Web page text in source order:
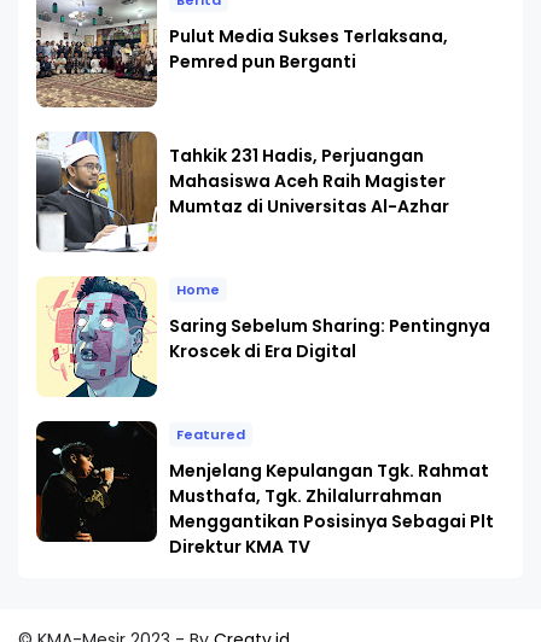
Pulut Media Sukses Terlaksana,
Pemred pun Berganti
Tahkik 231 Hadis, Perjuangan
Mahasiswa Aceh Raih Magister
Mumtaz di Universitas Al-Azhar
Home
Saring Sebelum Sharing: Pentingnya
Kroscek di Era Digital
Featured
Menjelang Kepulangan Tgk. Rahmat
Musthafa, Tgk. Zhilalurrahman
Menggantikan Posisinya Sebagai Plt
Direktur KMA TV